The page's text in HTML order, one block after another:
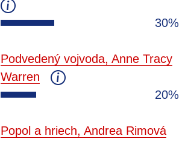
30%
Podvedený vojvoda, Anne Tracy
Warren
20%
Popol a hriech, Andrea Rimová